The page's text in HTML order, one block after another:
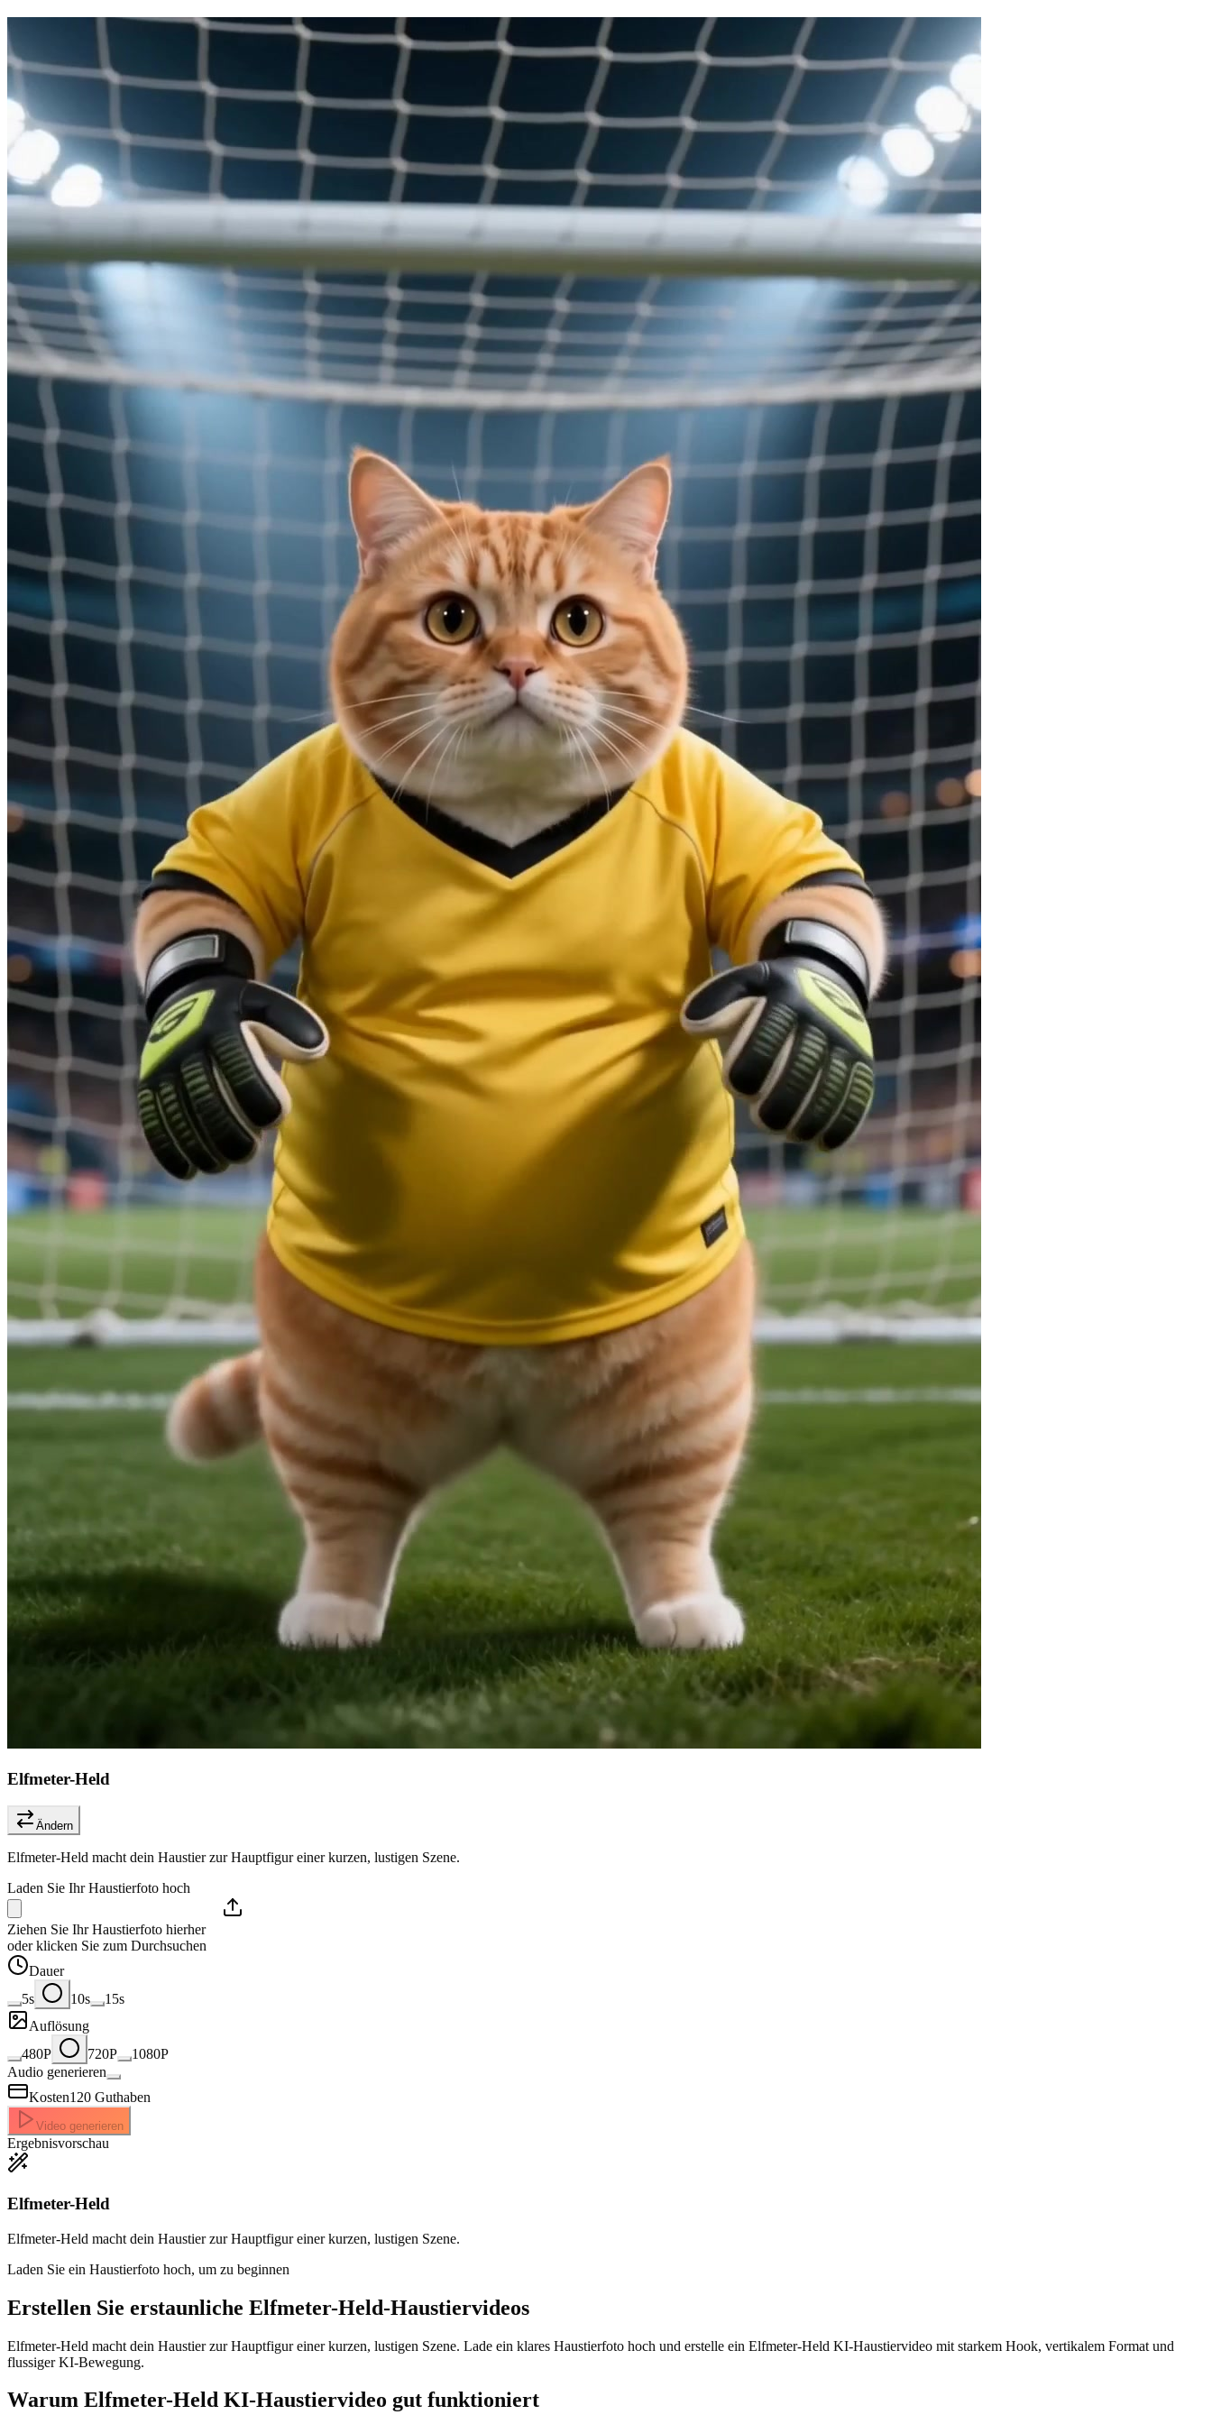
Elfmeter-Held
Ändern
Elfmeter-Held macht dein Haustier zur Hauptfigur einer kurzen, lustigen Szene.
Laden Sie Ihr Haustierfoto hoch
Ziehen Sie Ihr Haustierfoto hierher
oder klicken Sie zum Durchsuchen
Dauer
5s
10s
15s
Auflösung
480P
720P
1080P
Audio generieren
Kosten120 Guthaben
Video generieren
Ergebnisvorschau
Elfmeter-Held
Elfmeter-Held macht dein Haustier zur Hauptfigur einer kurzen, lustigen Szene.
Laden Sie ein Haustierfoto hoch, um zu beginnen
Erstellen Sie erstaunliche Elfmeter-Held-Haustiervideos
Elfmeter-Held macht dein Haustier zur Hauptfigur einer kurzen, lustigen Szene. Lade ein klares Haustierfoto hoch und erstelle ein Elfmeter-Held KI-Haustiervideo mit starkem Hook, vertikalem Format und
flussiger KI-Bewegung.
Warum Elfmeter-Held KI-Haustiervideo gut funktioniert